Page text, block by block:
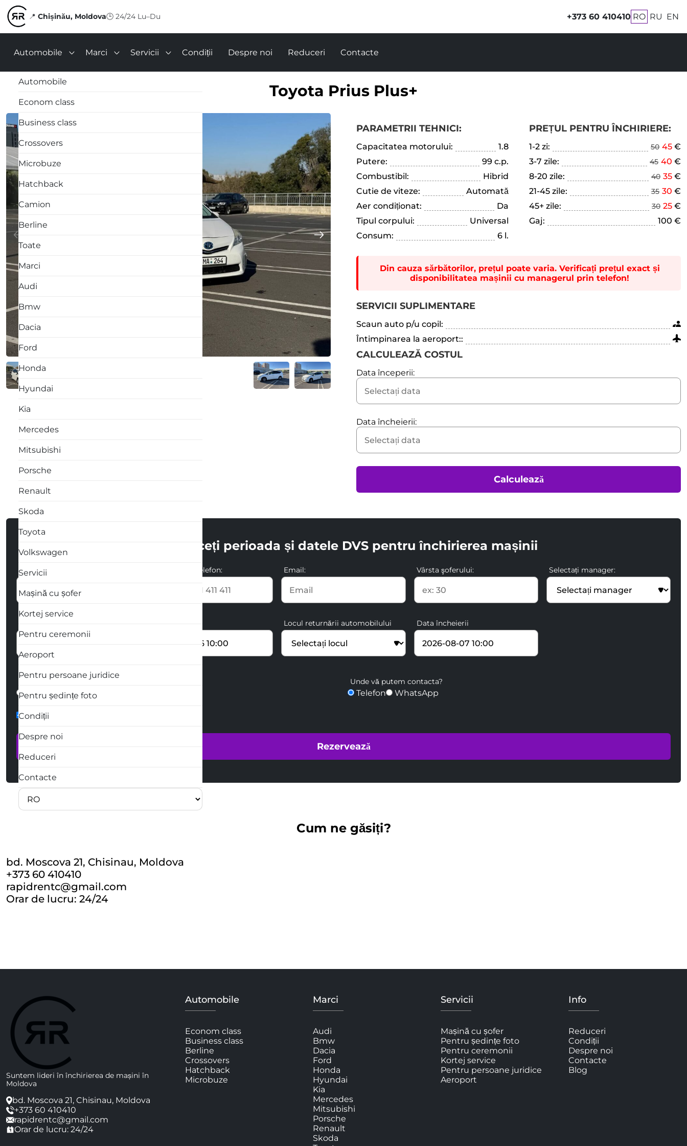
📍 Chișinău, Moldova🕒 24/24 Lu–Du +373 60 410410 RO RU EN
Automobile Marci Servicii Condiții Despre noi Reduceri Contacte
Automobile
Econom class
Business class
Crossovers
Microbuze
Hatchback
Camion
Berline
Toate
Marci
Audi
Bmw
Dacia
Ford
Honda
Hyundai
Kia
Mercedes
Mitsubishi
Porsche
Renault
Skoda
Toyota
Volkswagen
Servicii
Mașină cu șofer
Kortej service
Pentru ceremonii
Aeroport
Pentru persoane juridice
Pentru ședințe foto
Condiții
Despre noi
Reduceri
Contacte
Toyota Prius Plus+
PARAMETRII TEHNICI:
Capacitatea motorului:
1.8
Putere:
99 c.p.
Combustibil:
Hibrid
Cutie de viteze:
Automată
Aer condiționat:
Da
Tipul corpului:
Universal
Consum:
6 l.
PREȚUL PENTRU ÎNCHIRIERE:
1-2 zi: 50 45 €
3-7 zile:
45 40 €
8-20 zile:
40 35 €
21-45 zile:
35 30 €
45+ zile:
30 25 €
Gaj:
100 €
Din cauza sărbătorilor, prețul poate varia. Verificați prețul exact și
disponibilitatea mașinii cu managerul prin telefon!
SERVICII SUPLIMENTARE
Scaun auto p/u copil:
Întimpinarea la aeroport::
CALCULEAZĂ COSTUL
Data începerii:
Data încheierii:
Calculează
Întroduceți perioada și datele DVS pentru închirierea mașinii
Numele și Prenumele: Numarul de telefon: Email: Vârsta şoferului: Selectați manager:
Locul returnării automobilului Data încheierii
Cum vă contactăm
Scris Apel telefonic
Unde vă putem contacta?
Telefon WhatsApp
form-check
Cum ne găsiți?
bd. Moscova 21, Chisinau, Moldova
+373 60 410410
rapidrentc@gmail.com
Orar de lucru: 24/24
Suntem lideri în închirierea de mașini în
Moldova
bd. Moscova 21, Chisinau, Moldova
+373 60 410410
rapidrentc@gmail.com
Orar de lucru: 24/24
Automobile
Econom class
Business class
Berline
Crossovers
Hatchback
Microbuze
Marci
Audi
Bmw
Dacia
Ford
Honda
Hyundai
Kia
Mercedes
Mitsubishi
Porsche
Renault
Skoda
Servicii
Mașină cu șofer
Pentru ședințe foto
Pentru ceremonii
Kortej service
Pentru persoane juridice
Aeroport
Info
Reduceri
Condiții
Despre noi
Contacte
Blog